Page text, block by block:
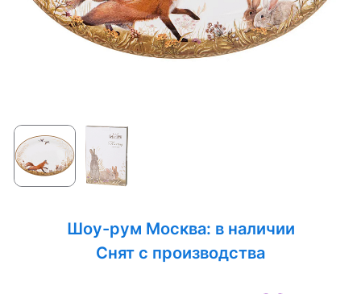
Шоу-рум Москва: в наличии
Снят с производства